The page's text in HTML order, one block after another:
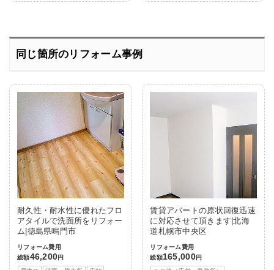
同じ箇所のリフォーム事例
耐久性・耐水性に優れたフロ
アタイルで洗面所をリフォー
ム|徳島県鳴門市
リフォーム費用
総額46,200円
賃貸アパートの原状回復迅速
に対応させて頂きます|北海
道札幌市中央区
リフォーム費用
総額165,000円